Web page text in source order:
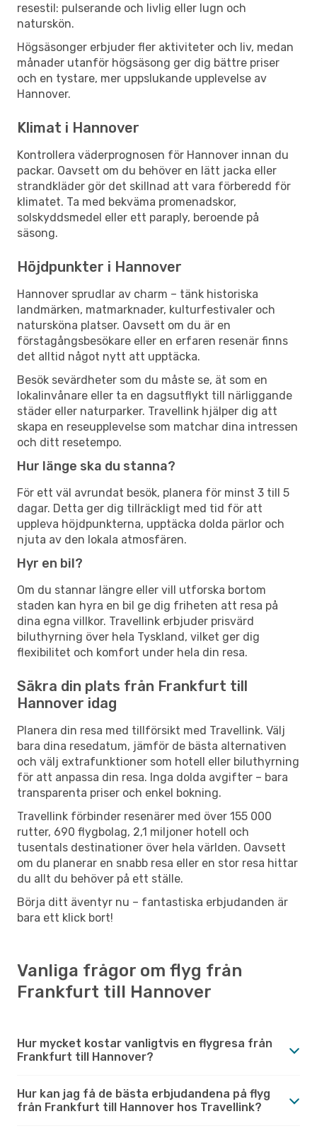
resestil: pulserande och livlig eller lugn och
naturskön.
Högsäsonger erbjuder fler aktiviteter och liv, medan
månader utanför högsäsong ger dig bättre priser
och en tystare, mer uppslukande upplevelse av
Hannover.
Klimat i Hannover
Kontrollera väderprognosen för Hannover innan du
packar. Oavsett om du behöver en lätt jacka eller
strandkläder gör det skillnad att vara förberedd för
klimatet. Ta med bekväma promenadskor,
solskyddsmedel eller ett paraply, beroende på
säsong.
Höjdpunkter i Hannover
Hannover sprudlar av charm – tänk historiska
landmärken, matmarknader, kulturfestivaler och
natursköna platser. Oavsett om du är en
förstagångsbesökare eller en erfaren resenär finns
det alltid något nytt att upptäcka.
Besök sevärdheter som du måste se, ät som en
lokalinvånare eller ta en dagsutflykt till närliggande
städer eller naturparker. Travellink hjälper dig att
skapa en reseupplevelse som matchar dina intressen
och ditt resetempo.
Hur länge ska du stanna?
För ett väl avrundat besök, planera för minst 3 till 5
dagar. Detta ger dig tillräckligt med tid för att
uppleva höjdpunkterna, upptäcka dolda pärlor och
njuta av den lokala atmosfären.
Hyr en bil?
Om du stannar längre eller vill utforska bortom
staden kan hyra en bil ge dig friheten att resa på
dina egna villkor. Travellink erbjuder prisvärd
biluthyrning över hela Tyskland, vilket ger dig
flexibilitet och komfort under hela din resa.
Säkra din plats från Frankfurt till
Hannover idag
Planera din resa med tillförsikt med Travellink. Välj
bara dina resedatum, jämför de bästa alternativen
och välj extrafunktioner som hotell eller biluthyrning
för att anpassa din resa. Inga dolda avgifter – bara
transparenta priser och enkel bokning.
Travellink förbinder resenärer med över 155 000
rutter, 690 flygbolag, 2,1 miljoner hotell och
tusentals destinationer över hela världen. Oavsett
om du planerar en snabb resa eller en stor resa hittar
du allt du behöver på ett ställe.
Börja ditt äventyr nu – fantastiska erbjudanden är
bara ett klick bort!
Vanliga frågor om flyg från
Frankfurt till Hannover
Hur mycket kostar vanligtvis en flygresa från
Frankfurt till Hannover?
Hur kan jag få de bästa erbjudandena på flyg
från Frankfurt till Hannover hos Travellink?